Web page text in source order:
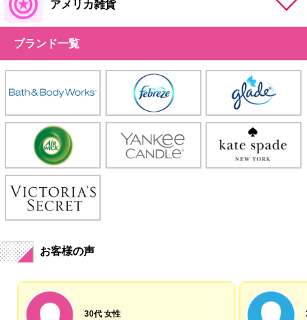
アメリカ雑貨
ブランド一覧
お客様の声
30代 女性